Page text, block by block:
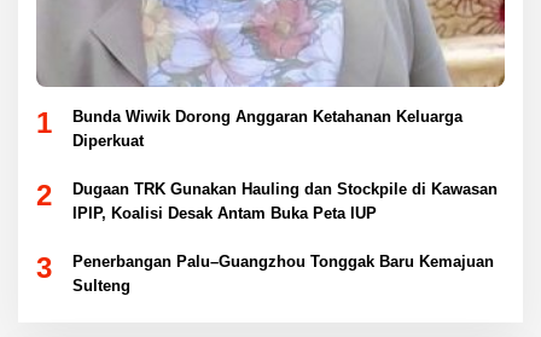
1
Bunda Wiwik Dorong Anggaran Ketahanan Keluarga
Diperkuat
2
Dugaan TRK Gunakan Hauling dan Stockpile di Kawasan
IPIP, Koalisi Desak Antam Buka Peta IUP
3
Penerbangan Palu–Guangzhou Tonggak Baru Kemajuan
Sulteng